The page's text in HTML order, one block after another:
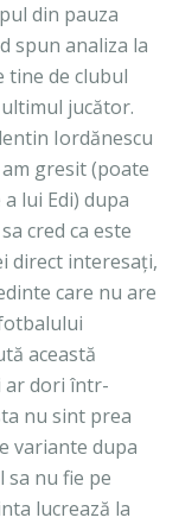
din pauza
spun analiza la
tine de clubul
jucător.
Iordănescu
gresit (poate
lui Edi) dupa
cred ca este
direct interesați,
care nu are
această
ar dori într-
nu sint prea
variante dupa
sa nu fie pe
lucrează la